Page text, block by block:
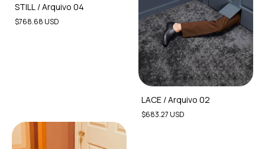
STILL / Arquivo 04
$768.68 USD
LACE / Arquivo 02
$683.27 USD